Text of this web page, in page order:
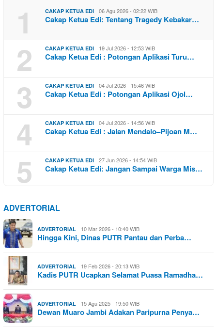
1 CAKAP KETUA EDI 06 Agu 2026 - 02:22 WIB
Cakap Ketua Edi: Tentang Tragedy Kebakar…
2 CAKAP KETUA EDI 19 Jul 2026 - 12:53 WIB
Cakap Ketua Edi : Potongan Aplikasi Turu…
3 CAKAP KETUA EDI 04 Jul 2026 - 15:46 WIB
Cakap Ketua Edi : Potongan Aplikasi Ojol…
4 CAKAP KETUA EDI 04 Jul 2026 - 14:56 WIB
Cakap Ketua Edi : Jalan Mendalo–Pijoan M…
5 CAKAP KETUA EDI 27 Jun 2026 - 14:54 WIB
Cakap Ketua Edi: Jangan Sampai Warga Mis…
ADVERTORIAL
ADVERTORIAL 10 Mar 2026 - 10:40 WIB
Hingga Kini, Dinas PUTR Pantau dan Perba…
ADVERTORIAL 19 Feb 2026 - 20:13 WIB
Kadis PUTR Ucapkan Selamat Puasa Ramadha…
ADVERTORIAL 15 Agu 2025 - 19:50 WIB
Dewan Muaro Jambi Adakan Paripurna Penya…